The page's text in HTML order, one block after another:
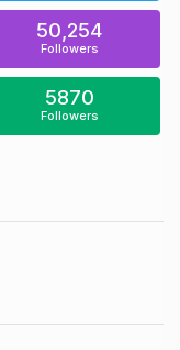
50,254
Followers
5870
Followers